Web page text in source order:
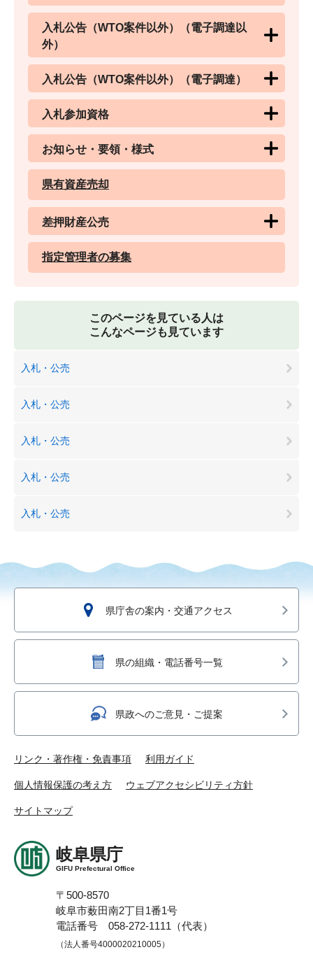
入札公告（WTO案件以外）（電子調達以
外）
入札公告（WTO案件以外）（電子調達）
入札参加資格
お知らせ・要領・様式
県有資産売却
差押財産公売
指定管理者の募集
このページを見ている人は
こんなページも見ています
入札・公売
入札・公売
入札・公売
入札・公売
入札・公売
県庁舎の案内・交通アクセス
県の組織・電話番号一覧
県政へのご意見・ご提案
リンク・著作権・免責事項 利用ガイド
個人情報保護の考え方 ウェブアクセシビリティ方針
サイトマップ
岐阜県庁
GIFU Prefectural Office
〒500-8570
岐阜市薮田南2丁目1番1号
電話番号 058-272-1111（代表）
（法人番号4000020210005）